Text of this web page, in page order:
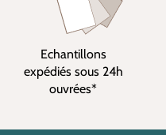
Echantillons
expédiés sous 24h
ouvrées*